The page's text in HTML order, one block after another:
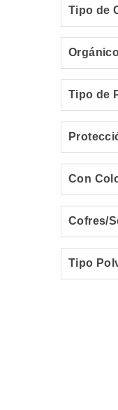
Tipo de
Tipo de
Con
Cofres/
Tipo